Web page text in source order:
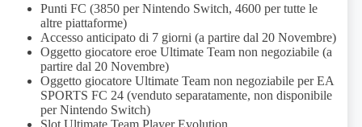
Punti FC (3850 per Nintendo Switch, 4600 per tutte le
altre piattaforme)
Accesso anticipato di 7 giorni (a partire dal 20 Novembre)
Oggetto giocatore eroe Ultimate Team non negoziabile (a
partire dal 20 Novembre)
Oggetto giocatore Ultimate Team non negoziabile per EA
SPORTS FC 24 (venduto separatamente, non disponibile
per Nintendo Switch)
Slot Ultimate Team Player Evolution